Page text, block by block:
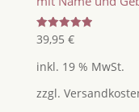
Bewertet
mit
von 5
39,95 €
inkl. 19 % MwSt.
zzgl.